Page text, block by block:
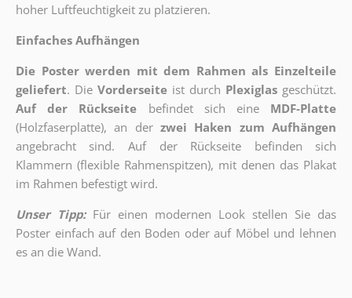
hoher Luftfeuchtigkeit zu platzieren.
Einfaches Aufhängen
Die Poster werden mit dem Rahmen als Einzelteile
geliefert. Die Vorderseite ist durch Plexiglas geschützt.
Auf der Rückseite
befindet sich eine
MDF-Platte
(Holzfaserplatte), an der zwei Haken zum Aufhängen
angebracht sind.
Auf der Rückseite befinden sich
Klammern (flexible Rahmenspitzen), mit denen das Plakat
im Rahmen befestigt wird.
Unser Tipp: Für einen modernen Look stellen Sie das
Poster einfach auf den Boden oder auf Möbel und lehnen
es an die Wand.